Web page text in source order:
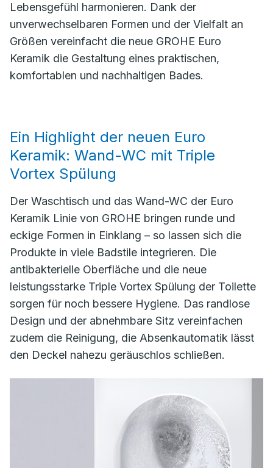
Lebensgefühl harmonieren. Dank der
unverwechselbaren Formen und der Vielfalt an
Größen vereinfacht die neue GROHE Euro
Keramik die Gestaltung eines praktischen,
komfortablen und nachhaltigen Bades.
Ein Highlight der neuen Euro
Keramik: Wand-WC mit Triple
Vortex Spülung
Der Waschtisch und das Wand-WC der Euro
Keramik Linie von GROHE bringen runde und
eckige Formen in Einklang – so lassen sich die
Produkte in viele Badstile integrieren. Die
antibakterielle Oberfläche und die neue
leistungsstarke Triple Vortex Spülung der Toilette
sorgen für noch bessere Hygiene. Das randlose
Design und der abnehmbare Sitz vereinfachen
zudem die Reinigung, die Absenkautomatik lässt
den Deckel nahezu geräuschlos schließen.